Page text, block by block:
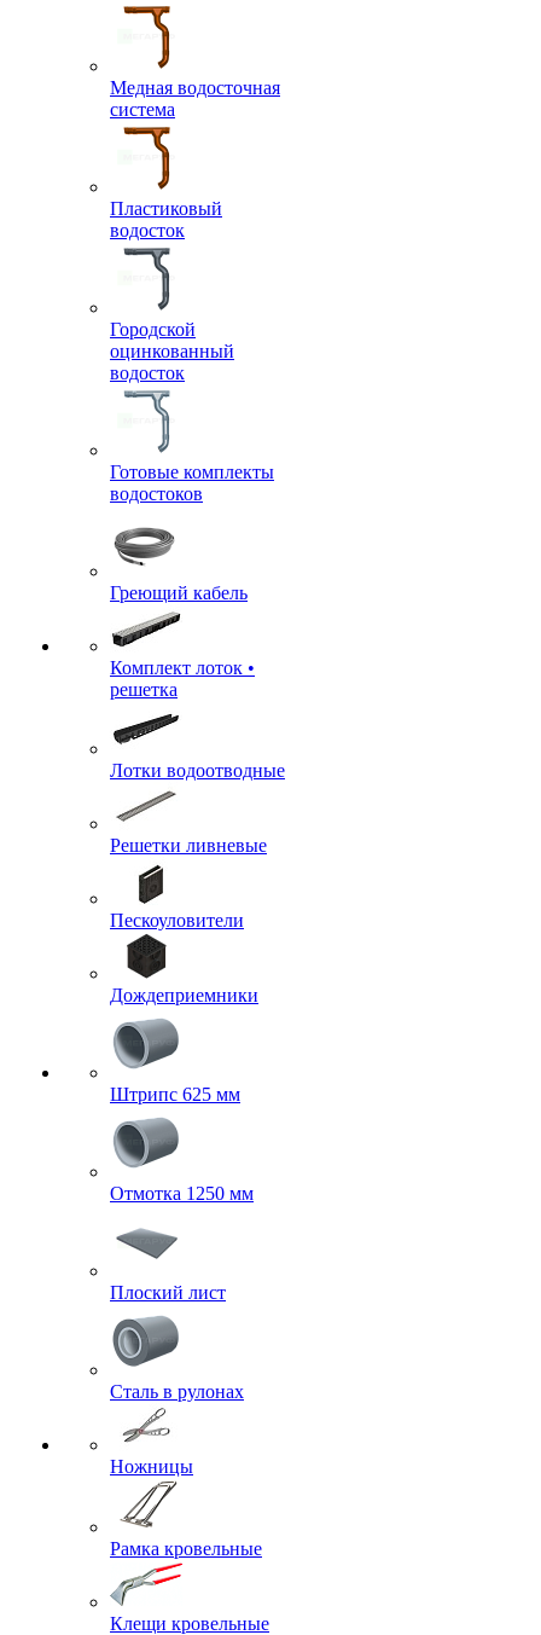
Медная водосточная
система
Пластиковый
водосток
Городской
оцинкованный
водосток
Готовые комплекты
водостоков
Греющий кабель
Комплект лоток •
решетка
Лотки водоотводные
Решетки ливневые
Пескоуловители
Дождеприемники
Штрипс 625 мм
Отмотка 1250 мм
Плоский лист
Сталь в рулонах
Ножницы
Рамка кровельные
Клещи кровельные